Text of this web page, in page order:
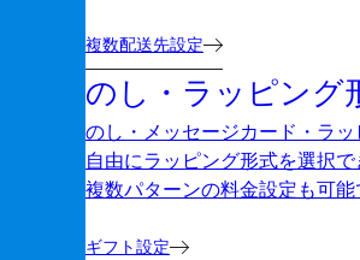
複数配送先設定
のし・ラッピング
のし・メッセージカード・ラ
自由にラッピング形式を選択
複数パターンの料金設定も可能
ギフト設定